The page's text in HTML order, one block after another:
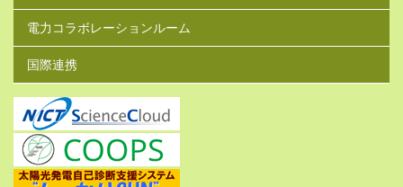
電力コラボレーションルーム
国際連携